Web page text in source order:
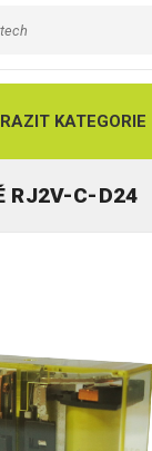
KATEGORIE
RJ2V-C-D24